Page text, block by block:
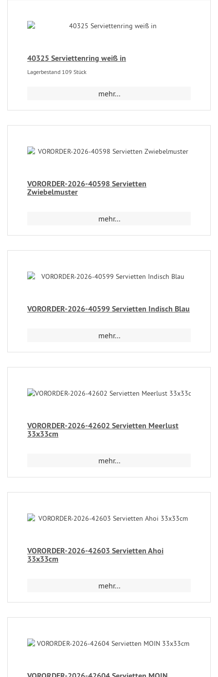
40325 Serviettenring weiß in
Lagerbestand 109 Stück
mehr...
VORORDER-2026-40598 Servietten
Zwiebelmuster
mehr...
VORORDER-2026-40599 Servietten Indisch Blau
mehr...
VORORDER-2026-42602 Servietten Meerlust
33x33cm
mehr...
VORORDER-2026-42603 Servietten Ahoi
33x33cm
mehr...